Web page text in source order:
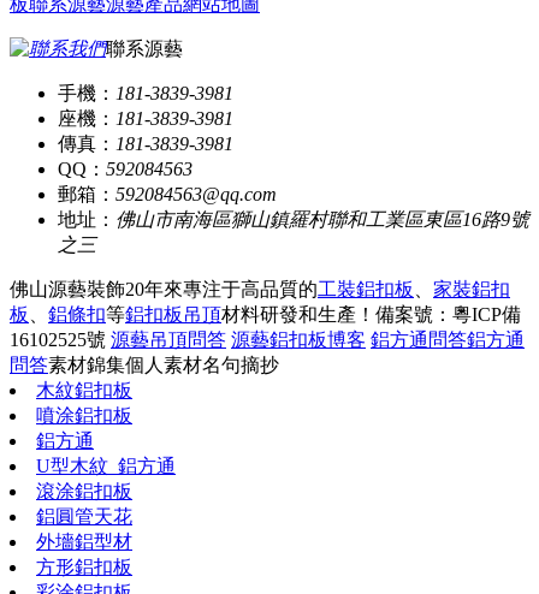
聯系源藝
手機： 181-3839-3981
座機： 181-3839-3981
傳真： 181-3839-3981
QQ： 592084563
郵箱： 592084563@qq.com
地址： 佛山市南海區獅山鎮羅村聯和工業區東區16路9號
之三
佛山源藝裝飾20年來專注于高品質的工裝鋁扣板
家裝鋁扣
板
鋁條扣等鋁扣板吊頂材料研發和生產！ 備案號：粵ICP備
16102525號 源藝吊頂問答 源藝鋁扣板博客 鋁方通問答鋁方通
問答素材錦集個人素材名句摘抄
木紋鋁扣板
噴涂鋁扣板
鋁方通
U型木紋_鋁方通
滾涂鋁扣板
鋁圓管天花
外墻鋁型材
方形鋁扣板